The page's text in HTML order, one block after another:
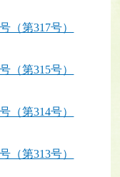
（第317号）
（第315号）
（第314号）
（第313号）